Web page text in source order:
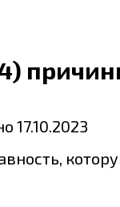
17.10.2023